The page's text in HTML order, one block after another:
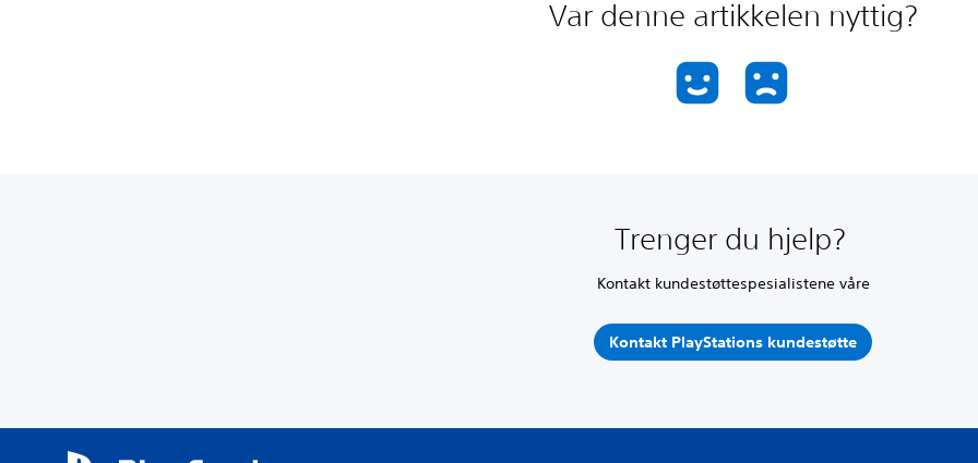
Var denne artikkelen nyttig?
Trenger du hjelp?
Kontakt kundestøttespesialistene våre
Kontakt PlayStations kundestøtte